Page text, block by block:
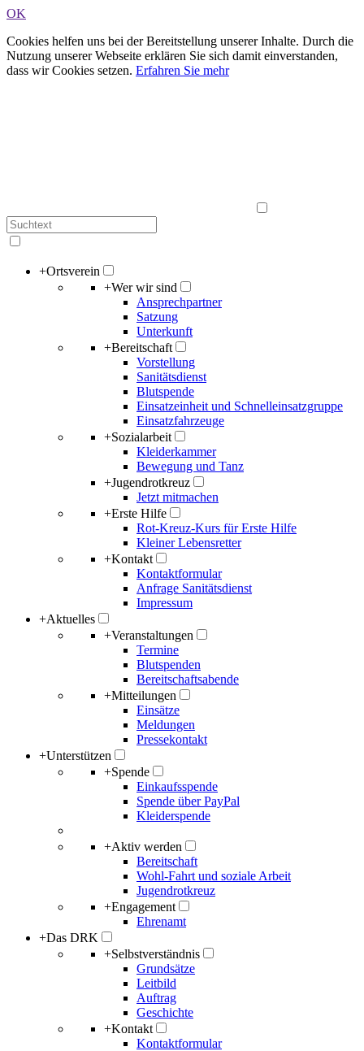
OK
Cookies helfen uns bei der Bereitstellung unserer Inhalte. Durch die
Nutzung unserer Webseite erklären Sie sich damit einverstanden,
dass wir Cookies setzen. Erfahren Sie mehr
+Ortsverein
+Wer wir sind
Ansprechpartner
Satzung
Unterkunft
+Bereitschaft
Vorstellung
Sanitätsdienst
Blutspende
Einsatzeinheit und Schnelleinsatzgruppe
Einsatzfahrzeuge
+Sozialarbeit
Kleiderkammer
Bewegung und Tanz
+Jugendrotkreuz
Jetzt mitmachen
+Erste Hilfe
Rot-Kreuz-Kurs für Erste Hilfe
Kleiner Lebensretter
+Kontakt
Kontaktformular
Anfrage Sanitätsdienst
Impressum
+Aktuelles
+Veranstaltungen
Termine
Blutspenden
Bereitschaftsabende
+Mitteilungen
Einsätze
Meldungen
Pressekontakt
+Unterstützen
+Spende
Einkaufsspende
Spende über PayPal
Kleiderspende
+Aktiv werden
Bereitschaft
Wohl-Fahrt und soziale Arbeit
Jugendrotkreuz
+Engagement
Ehrenamt
+Das DRK
+Selbstverständnis
Grundsätze
Leitbild
Auftrag
Geschichte
+Kontakt
Kontaktformular